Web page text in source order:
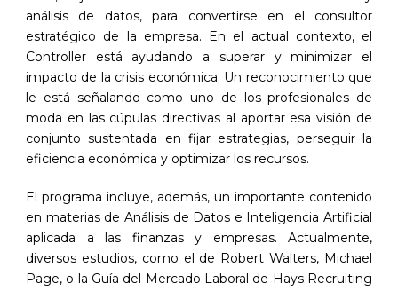
análisis de datos, para convertirse en el consultor
estratégico de la empresa. En el actual contexto, el
Controller está ayudando a superar y minimizar el
impacto de la crisis económica. Un reconocimiento que
le está señalando como uno de los profesionales de
moda en las cúpulas directivas al aportar esa visión de
conjunto sustentada en fijar estrategias, perseguir la
eficiencia económica y optimizar los recursos.
El programa incluye, además, un importante contenido
en materias de Análisis de Datos e Inteligencia Artificial
aplicada a las finanzas y empresas. Actualmente,
diversos estudios, como el de Robert Walters, Michael
Page, o la Guía del Mercado Laboral de Hays Recruiting